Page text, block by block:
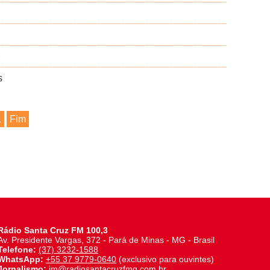
Fim
Santa Cruz FM 100,3
Presidente Vargas, 372 - Pará de Minas - MG - Brasil
(37) 3232-1588
+55 37 9779-0640 (exclusivo para ouvintes)